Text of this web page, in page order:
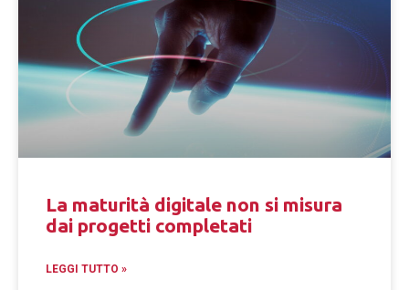
La maturità digitale non si misura
dai progetti completati
LEGGI TUTTO »